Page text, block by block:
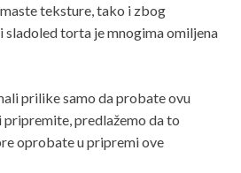
teksture, tako i zbog
sladoled torta je mnogima omiljena
prilike samo da probate ovu
pripremite, predlažemo da to
oprobate u pripremi ove